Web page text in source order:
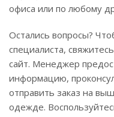
офиса или по любому
Остались вопросы?
специалиста,
сайт. Менеджер
информацию,
отправить заказ на
одежде.